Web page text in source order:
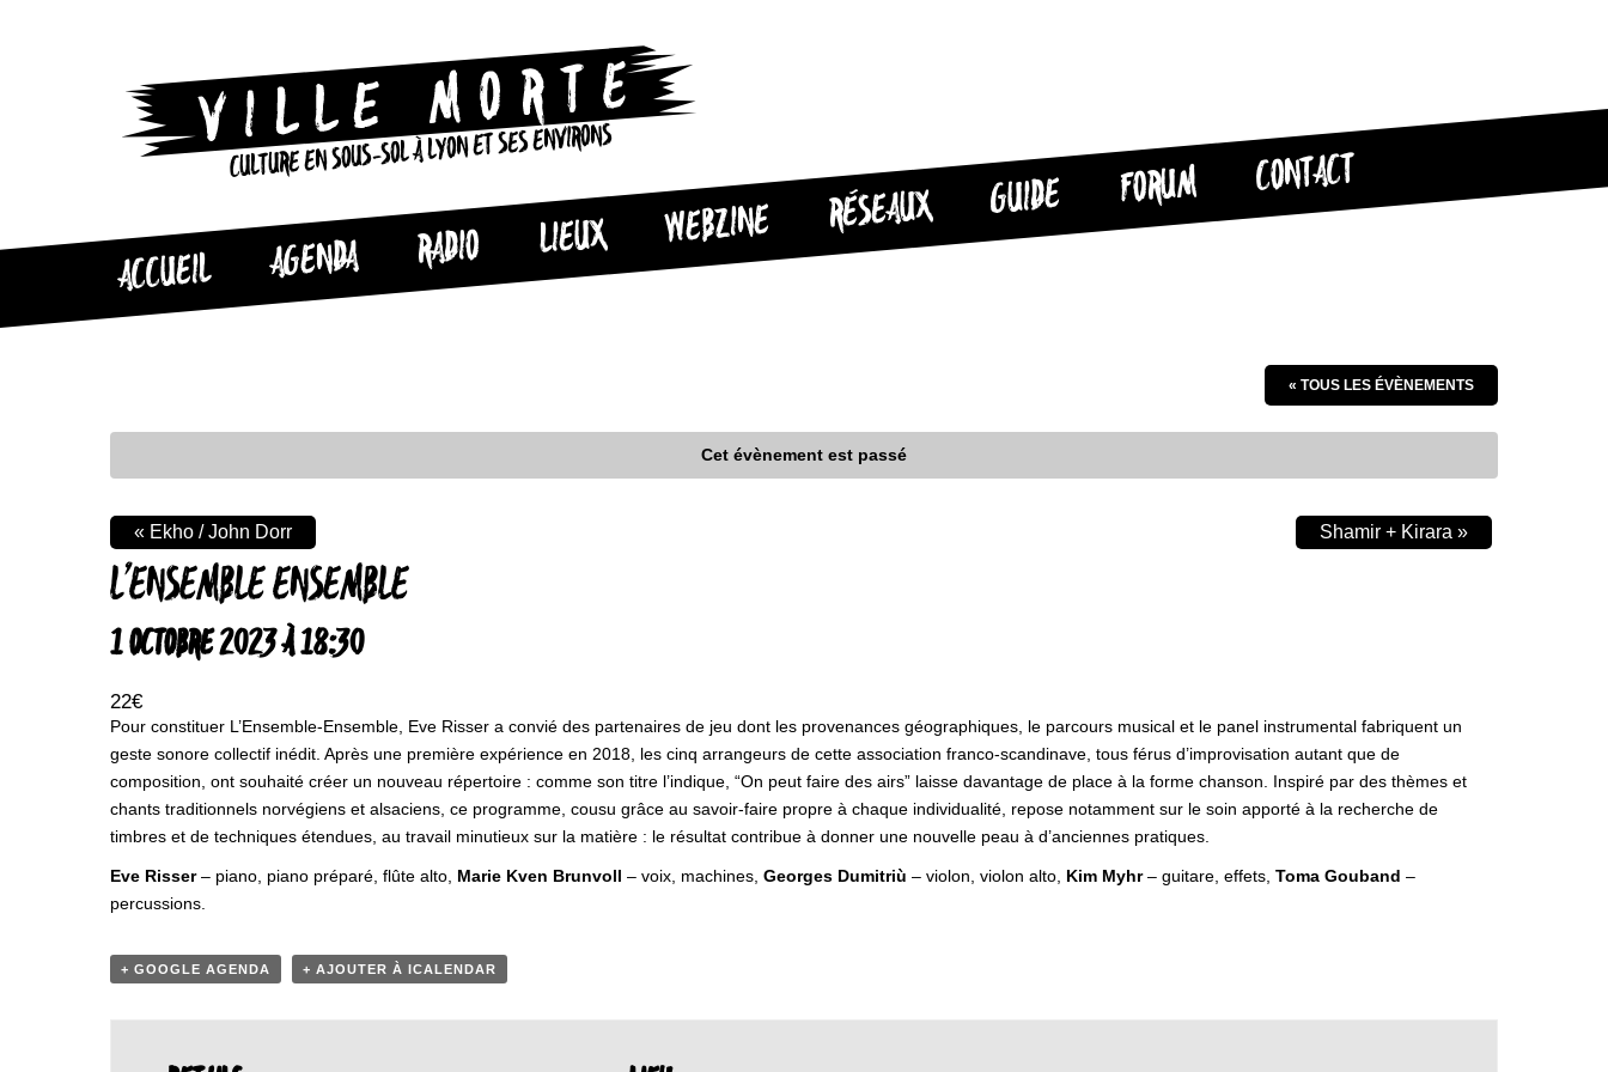
CULTURE EN SOUS-SOL À LYON ET SES ENVIRONS
ACCUEIL AGENDA RADIO LIEUX WEBZINE RÉSEAUX GUIDE FORUM CONTACT
« TOUS LES ÉVÈNEMENTS
Cet évènement est passé
L’ENSEMBLE ENSEMBLE
1 OCTOBRE 2023 À 18:30
22€
« Ekho / John Dorr Shamir + Kirara »
Pour constituer L’Ensemble-Ensemble, Eve Risser a convié des partenaires de jeu dont les provenances géographiques, le parcours musical et le panel instrumental fabriquent un
geste sonore collectif inédit. Après une première expérience en 2018, les cinq arrangeurs de cette association franco-scandinave, tous férus d’improvisation autant que de
composition, ont souhaité créer un nouveau répertoire : comme son titre l’indique, “On peut faire des airs” laisse davantage de place à la forme chanson. Inspiré par des thèmes et
chants traditionnels norvégiens et alsaciens, ce programme, cousu grâce au savoir-faire propre à chaque individualité, repose notamment sur le soin apporté à la recherche de
timbres et de techniques étendues, au travail minutieux sur la matière : le résultat contribue à donner une nouvelle peau à d’anciennes pratiques.
Eve Risser– piano, piano préparé, flûte alto, Marie Kven Brunvoll – voix, machines, Georges Dumitriù – violon, violon alto, Kim Myhr– guitare, effets, Toma Gouband –
percussions.
+ GOOGLE AGENDA + AJOUTER À ICALENDAR